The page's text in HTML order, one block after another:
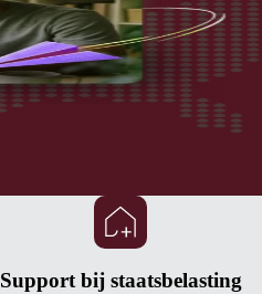
Support bij staatsbelasting